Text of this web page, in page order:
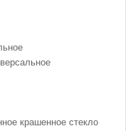
крашенное стекло